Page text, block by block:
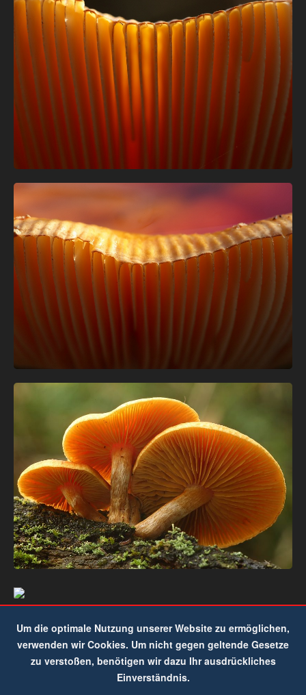
Um die optimale Nutzung unserer Website zu ermöglichen,
verwenden wir Cookies. Um nicht gegen geltende Gesetze
zu verstoßen, benötigen wir dazu Ihr ausdrückliches
Einverständnis.